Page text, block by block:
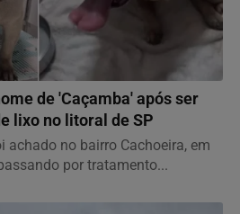
de 'Caçamba' após ser
lixo no litoral de SP
achado no bairro Cachoeira, em
por tratamento...